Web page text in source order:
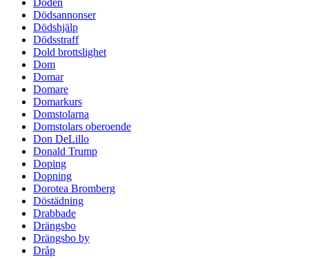
Dödsannonser
Dödshjälp
Dödsstraff
Dold brottslighet
Dom
Domar
Domare
Domarkurs
Domstolarna
Domstolars oberoende
Don DeLillo
Donald Trump
Doping
Dopning
Dorotea Bromberg
Döstädning
Drabbade
Drängsbo
Drängsbo by
Dråp